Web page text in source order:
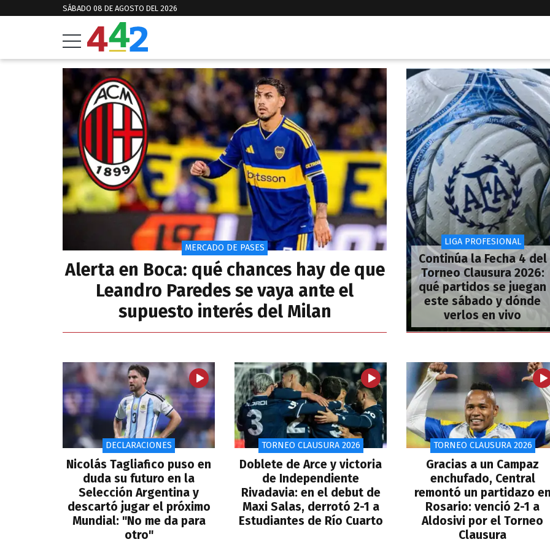
SÁBADO 08 DE AGOSTO DEL 2026
MERCADO DE PASES
Alerta en Boca: qué chances hay de que
Leandro Paredes se vaya ante el
supuesto interés del Milan
LIGA PROFESIONAL
Continúa la Fecha 4 del
Torneo Clausura 2026:
qué partidos se juegan
este sábado y dónde
verlos en vivo
DECLARACIONES
Nicolás Tagliafico puso en
duda su futuro en la
Selección Argentina y
descartó jugar el próximo
Mundial: "No me da para
otro"
TORNEO CLAUSURA 2026
Doblete de Arce y victoria
de Independiente
Rivadavia: en el debut de
Maxi Salas, derrotó 2-1 a
Estudiantes de Río Cuarto
TORNEO CLAUSURA 2026
Gracias a un Campaz
enchufado, Central
remontó un partidazo
Rosario: venció 2-1 a
Aldosivi por el Torneo
Clausura